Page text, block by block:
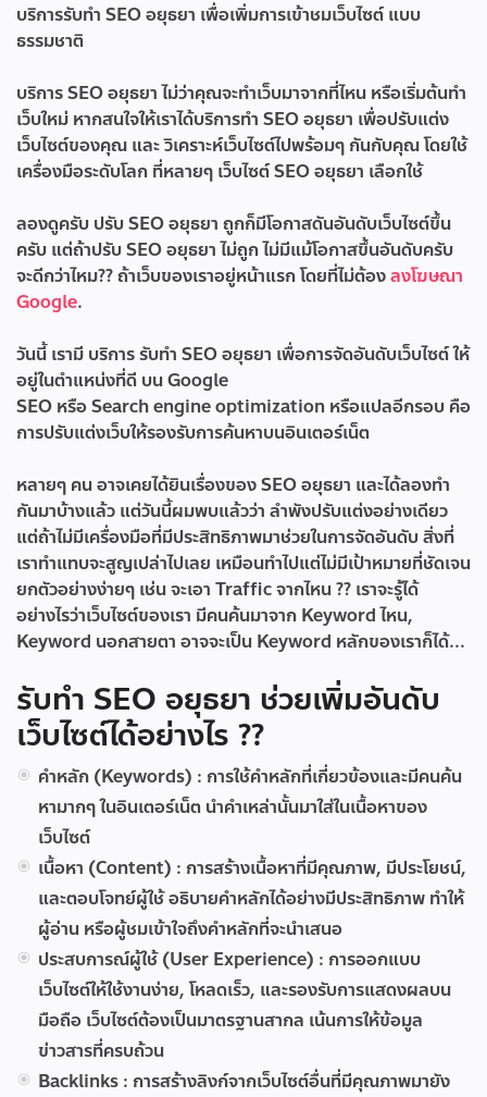
บริการรับทำ SEO อยุธยา เพื่อเพิ่มการเข้าชมเว็บไซต์ แบบ
ธรรมชาติ
บริการ SEO อยุธยา ไม่ว่าคุณจะทำเว็บมาจากที่ไหน หรือเริ่มต้นทำ
เว็บใหม่ หากสนใจให้เราได้บริการทำ SEO อยุธยา เพื่อปรับแต่ง
เว็บไซต์ของคุณ และ วิเคราะห์เว็บไซต์ไปพร้อมๆ กันกับคุณ โดยใช้
เครื่องมือระดับโลก ที่หลายๆ เว็บไซต์ SEO อยุธยา เลือกใช้
ลองดูครับ ปรับ SEO อยุธยา ถูกก็มีโอกาสดันอันดับเว็บไซต์ขึ้น
ครับ แต่ถ้าปรับ SEO อยุธยา ไม่ถูก ไม่มีแม้โอกาสขึ้นอันดับครับ
จะดีกว่าไหม?? ถ้าเว็บของเราอยู่หน้าแรก โดยที่ไม่ต้องลงโฆษณา
Google.
วันนี้ เรามี บริการรับทำ SEO อยุธยา เพื่อการจัดอันดับเว็บไซต์ ให้
อยู่ในตำแหน่งที่ดี บน Google
SEO หรือ Search engine optimization หรือแปลอีกรอบ คือ
การปรับแต่งเว็บให้รองรับการค้นหาบนอินเตอร์เน็ต
หลายๆ คน อาจเคยได้ยินเรื่องของ SEO อยุธยา และได้ลองทำ
กันมาบ้างแล้ว แต่วันนี้ผมพบแล้วว่า ลำพังปรับแต่งอย่างเดียว
แต่ถ้าไม่มีเครื่องมือที่มีประสิทธิภาพมาช่วยในการจัดอันดับ สิ่งที่
เราทำแทบจะสูญเปล่าไปเลย เหมือนทำไปแต่ไม่มีเป้าหมายที่ชัดเจน
ยกตัวอย่างง่ายๆ เช่น จะเอา Traffic จากไหน ?? เราจะรู้ได้
อย่างไรว่าเว็บไซต์ของเรา มีคนค้นมาจาก Keyword ไหน,
Keyword นอกสายตา อาจจะเป็น Keyword หลักของเราก็ได้...
รับทำ SEO อยุธยา ช่วยเพิ่มอันดับ
เว็บไซต์ได้อย่างไร ??
คำหลัก (Keywords) : การใช้คำหลักที่เกี่ยวข้องและมีคนค้น
หามากๆ ในอินเตอร์เน็ต นำคำเหล่านั้นมาใส่ในเนื้อหาของ
เว็บไซต์
เนื้อหา (Content) : การสร้างเนื้อหาที่มีคุณภาพ, มีประโยชน์,
และตอบโจทย์ผู้ใช้ อธิบายคำหลักได้อย่างมีประสิทธิภาพ ทำให้
ผู้อ่าน หรือผู้ชมเข้าใจถึงคำหลักที่จะนำเสนอ
ประสบการณ์ผู้ใช้ (User Experience) : การออกแบบ
เว็บไซต์ให้ใช้งานง่าย, โหลดเร็ว, และรองรับการแสดงผลบน
มือถือ เว็บไซต์ต้องเป็นมาตรฐานสากล เน้นการให้ข้อมูล
ข่าวสารที่ครบถ้วน
Backlinks : การสร้างลิงก์จากเว็บไซต์อื่นที่มีคุณภาพมายัง